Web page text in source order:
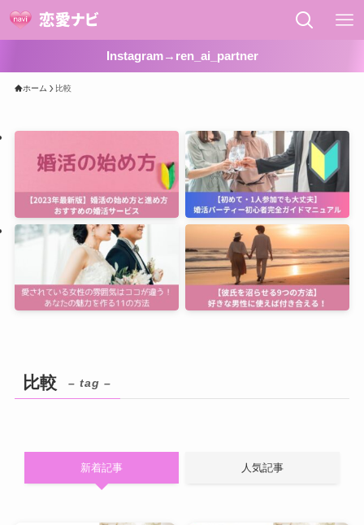
Instagram→ren_ai_partner
ホーム 比較
比較 – tag –
新着記事 人気記事